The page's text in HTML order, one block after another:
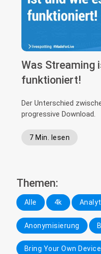
Was Streaming
funktioniert!
Der Unterschied
progressive Download.
7 Min. lesen
Themen:
Alle 4k
Anonymisierung
Bring Your Own Device